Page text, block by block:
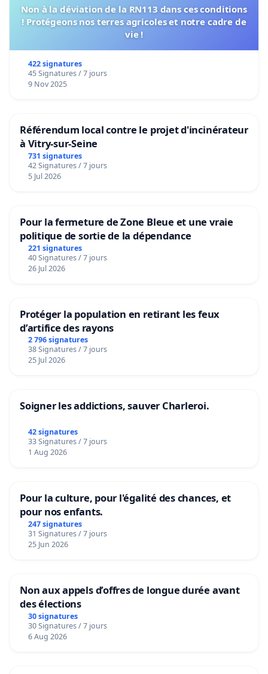
Non à la déviation de la RN113 dans ces conditions
! Protégeons nos terres agricoles et notre cadre de
vie !
422 signatures
45 Signatures / 7 jours
9 Nov 2025
Référendum local contre le projet d'incinérateur
à Vitry-sur-Seine
731 signatures
42 Signatures / 7 jours
5 Jul 2026
Pour la fermeture de Zone Bleue et une vraie
politique de sortie de la dépendance
221 signatures
40 Signatures / 7 jours
26 Jul 2026
Protéger la population en retirant les feux
d’artifice des rayons
2 796 signatures
38 Signatures / 7 jours
25 Jul 2026
Soigner les addictions, sauver Charleroi.
42 signatures
33 Signatures / 7 jours
1 Aug 2026
Pour la culture, pour l'égalité des chances, et
pour nos enfants.
247 signatures
31 Signatures / 7 jours
25 Jun 2026
Non aux appels d’offres de longue durée avant
des élections
30 signatures
30 Signatures / 7 jours
6 Aug 2026